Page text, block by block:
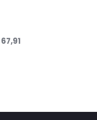
67,91